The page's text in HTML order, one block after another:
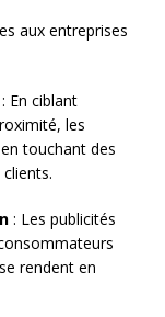
aux entreprises
: En ciblant
les
touchant des
: Les publicités
rendent en